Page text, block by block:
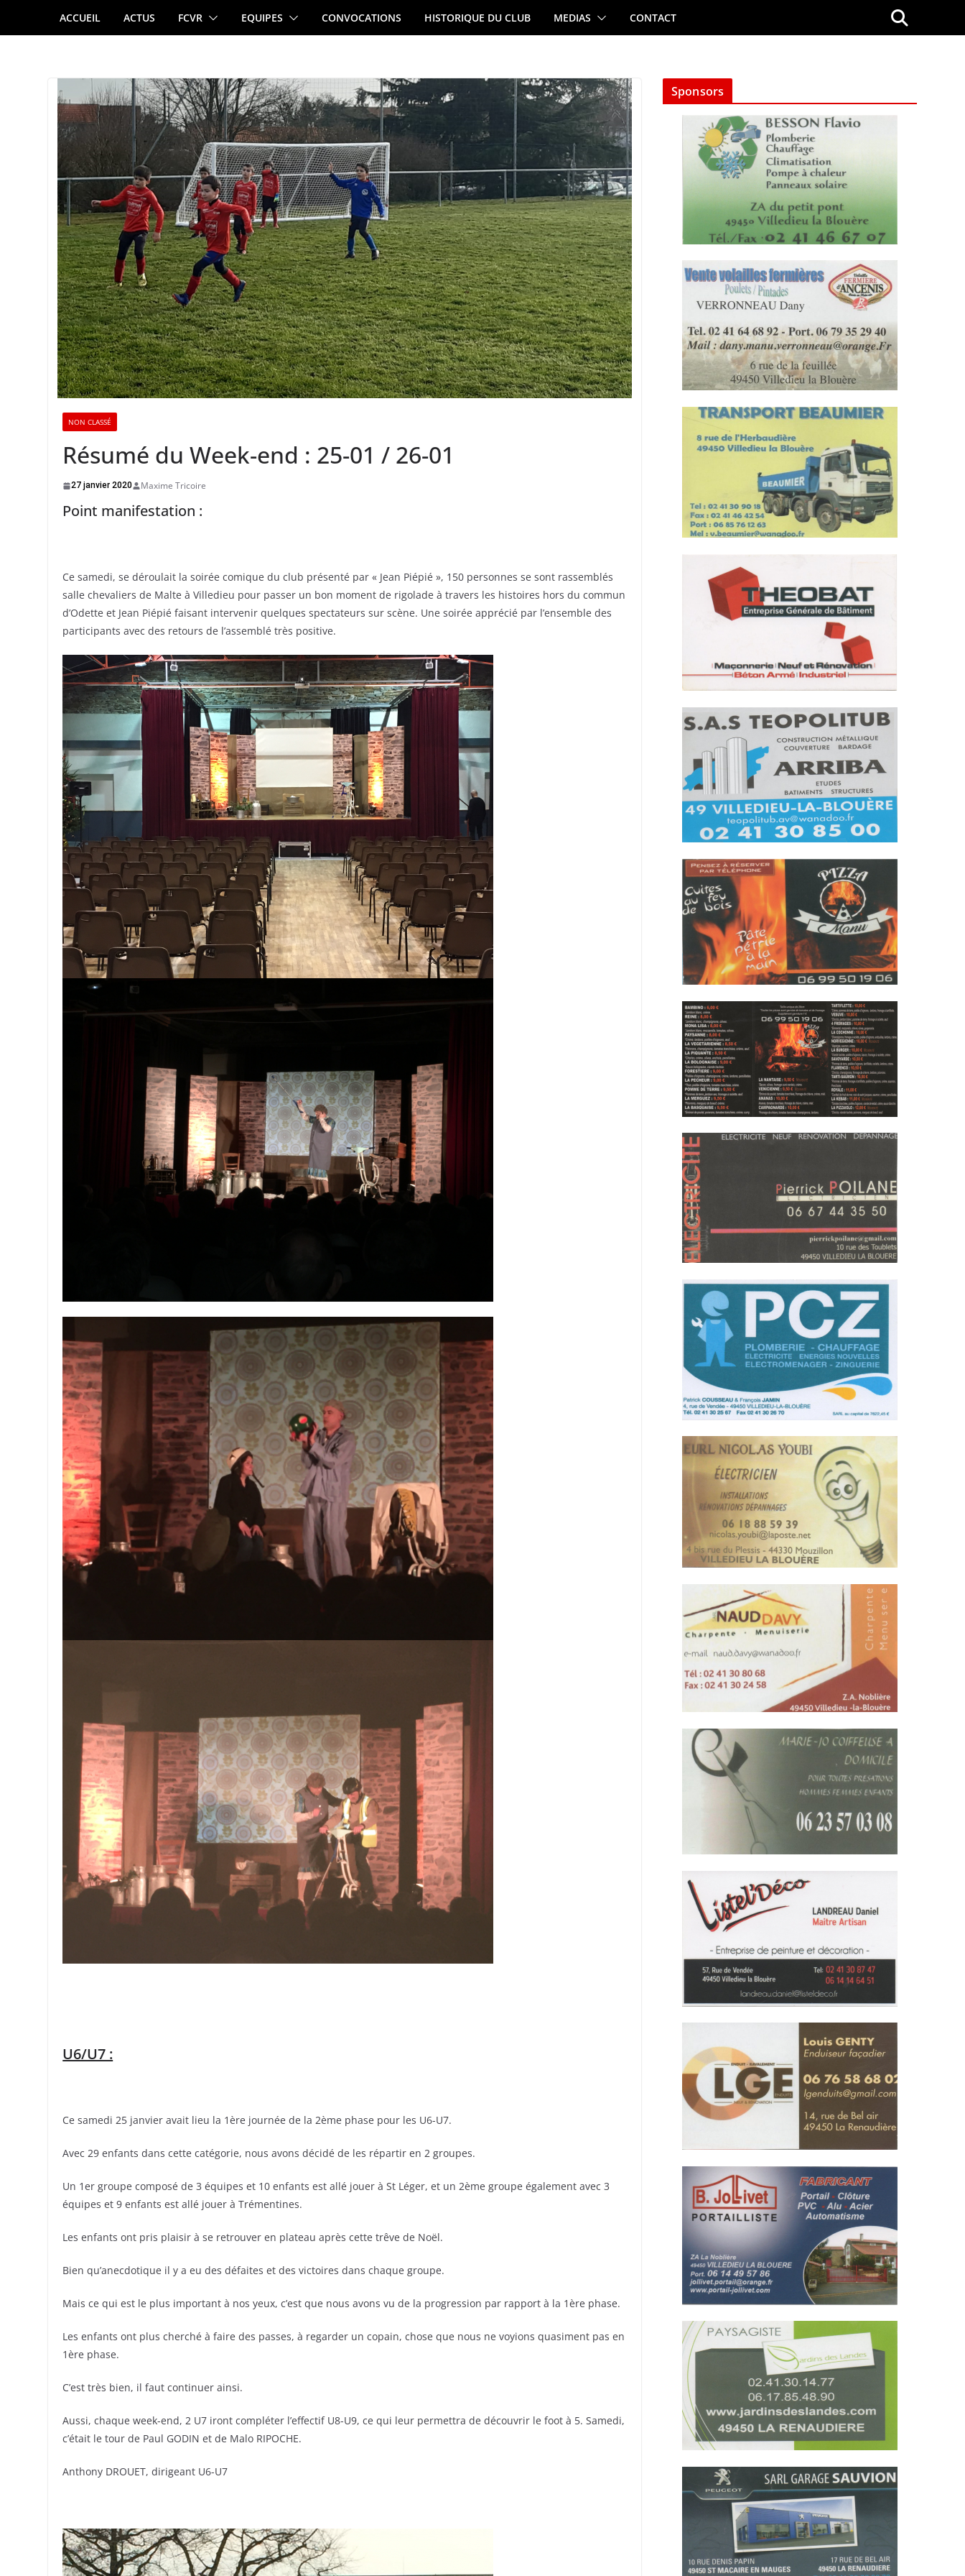
ACCUEIL ACTUS FCVR EQUIPES CONVOCATIONS HISTORIQUE DU CLUB MEDIAS CONTACT
NON CLASSÉ
Résumé du Week-end : 25-01 / 26-01
27 janvier 2020 Maxime Tricoire
Point manifestation :
Ce samedi, se déroulait la soirée comique du club présenté par « Jean Piépié », 150 personnes se sont rassemblés
salle chevaliers de Malte à Villedieu pour passer un bon moment de rigolade à travers les histoires hors du commun
d’Odette et Jean Piépié faisant intervenir quelques spectateurs sur scène. Une soirée apprécié par l’ensemble des
participants avec des retours de l’assemblé très positive.
U6/U7 :
Ce samedi 25 janvier avait lieu la 1ère journée de la 2ème phase pour les U6-U7.
Avec 29 enfants dans cette catégorie, nous avons décidé de les répartir en 2 groupes.
Un 1er groupe composé de 3 équipes et 10 enfants est allé jouer à St Léger, et un 2ème groupe également avec 3
équipes et 9 enfants est allé jouer à Trémentines.
Les enfants ont pris plaisir à se retrouver en plateau après cette trêve de Noël.
Bien qu’anecdotique il y a eu des défaites et des victoires dans chaque groupe.
Mais ce qui est le plus important à nos yeux, c’est que nous avons vu de la progression par rapport à la 1ère phase.
Les enfants ont plus cherché à faire des passes, à regarder un copain, chose que nous ne voyions quasiment pas en
1ère phase.
C’est très bien, il faut continuer ainsi.
Aussi, chaque week-end, 2 U7 iront compléter l’effectif U8-U9, ce qui leur permettra de découvrir le foot à 5. Samedi,
c’était le tour de Paul GODIN et de Malo RIPOCHE.
Anthony DROUET, dirigeant U6-U7
Sponsors